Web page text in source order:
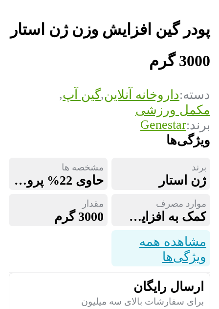
پودر گین افزایش وزن ژن استار
3000 گرم
دسته:داروخانه آنلاین,گین آپ,
مکمل ورزشی
برند:Genestar
ویژگی‌ها
برند
ژن استار
مشخصه ها
حاوی 22% پروتئین شامل انواع پروتئین های آب پنیر و شیر, حاوی انواع ویتامین برای تامین 100% نیاز روزانه بدن, حاوی ترکیباتی شامل پروتئین تغلیظ شده آب پنیر، پروتئین تغلیظ شده شیر، مالتودکسترین، دکستروز، مجموعه آنزیمی و مواد جانبی, مکملی متشکل از مجموعه کربوهیدرات و پروتئین
موارد مصرف
کمک به افزایش حجم عضلات, کمک به افزایش وزن، ساخت و تقویت عضلات, کمک به بهبود ریکاوری
مقدار
3000 گرم
مشاهده همه
ویژگی‌ها
ارسال رایگان
برای سفارشات بالای سه میلیون